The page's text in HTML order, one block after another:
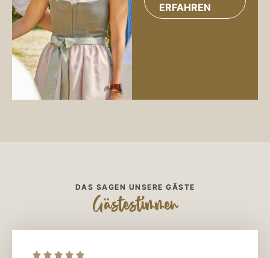
ERFAHREN
DAS SAGEN UNSERE GÄSTE
Gästestimmen